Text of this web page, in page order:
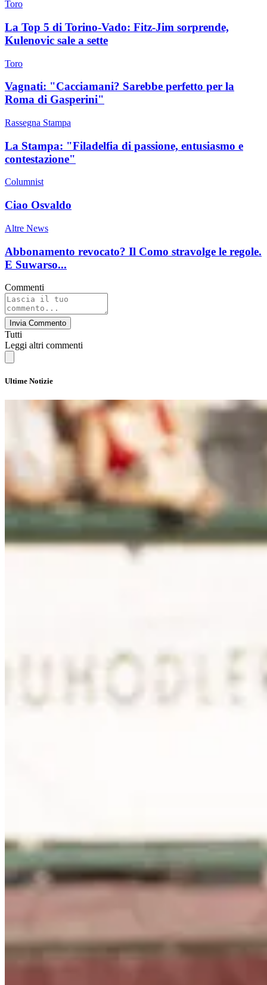
Toro
La Top 5 di Torino-Vado: Fitz-Jim sorprende,
Kulenovic sale a sette
Toro
Vagnati: "Cacciamani? Sarebbe perfetto per la
Roma di Gasperini"
Rassegna Stampa
La Stampa: "Filadelfia di passione, entusiasmo e
contestazione"
Columnist
Ciao Osvaldo
Altre News
Abbonamento revocato? Il Como stravolge le regole.
E Suwarso...
Commenti
Invia Commento
Tutti
Leggi altri commenti
Ultime Notizie